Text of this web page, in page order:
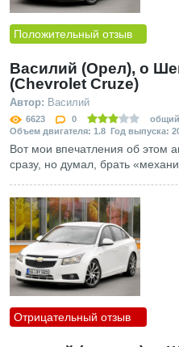
Положительный отзыв
Василий (Орел), о
(Chevrolet Cruze)
Автор: Василий
6623 0
общий
Объем двигателя: 1.8 Год выпуска:
Вот мои впечатления об этом
сразу, но думал, брать
Отрицательный отзыв